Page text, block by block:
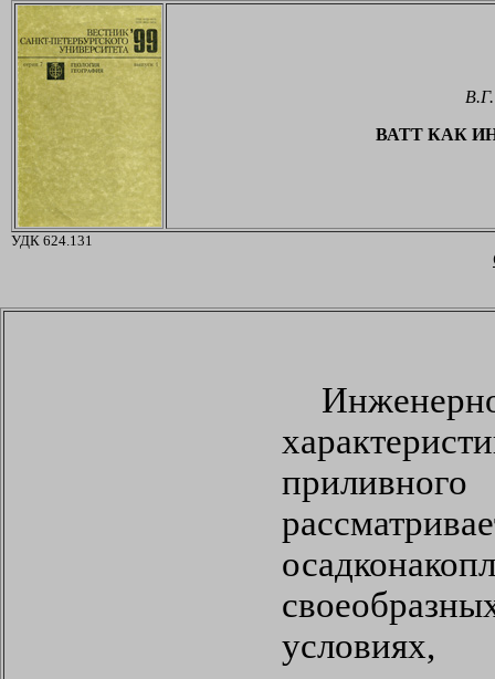
ВАТТ КАК
УДК 624.131
условиях,